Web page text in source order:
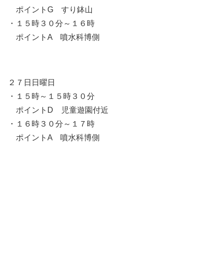
ポイントG すり鉢山
・１５時３０分～１６時
ポイントA 噴水科博側
２７日日曜日
・１５時～１５時３０分
ポイントD 児童遊園付近
・１６時３０分～１７時
ポイントA 噴水科博側